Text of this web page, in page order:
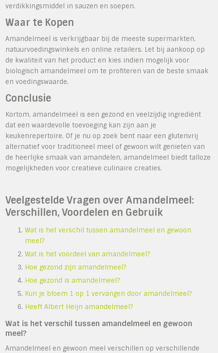
verdikkingsmiddel in sauzen en soepen.
Waar te Kopen
Amandelmeel is verkrijgbaar bij de meeste supermarkten,
natuurvoedingswinkels en online retailers. Let bij aankoop op
de kwaliteit van het product en kies indien mogelijk voor
biologisch amandelmeel om te profiteren van de beste smaak
en voedingswaarde.
Conclusie
Kortom, amandelmeel is een gezond en veelzijdig ingrediënt
dat een waardevolle toevoeging kan zijn aan je
keukenrepertoire. Of je nu op zoek bent naar een glutenvrij
alternatief voor traditioneel meel of gewoon wilt genieten van
de heerlijke smaak van amandelen, amandelmeel biedt talloze
mogelijkheden voor creatieve culinaire creaties.
Veelgestelde Vragen over Amandelmeel:
Verschillen, Voordelen en Gebruik
Wat is het verschil tussen amandelmeel en gewoon
meel?
Wat is het voordeel van amandelmeel?
Hoe gezond zijn amandelmeel?
Hoe gezond is amandelmeel?
Kun je bloem 1 op 1 vervangen door amandelmeel?
Heeft Albert Heijn amandelmeel?
Wat is het verschil tussen amandelmeel en gewoon
meel?
Amandelmeel en gewoon meel verschillen op verschillende